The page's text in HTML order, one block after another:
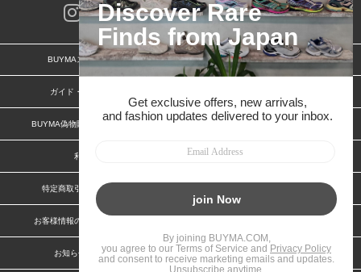
BUYMAスタートガイド 安心への取り組み
ガイド・お問い合わせ
BUYMA偽物販売防止の取り組み BUYMA CARD
利用規約
特定商取引法に関する表記 特定商取引法に関する表記(出品者)
お客様情報の外部送信について
お知らせ(PCサイト) 会社案内